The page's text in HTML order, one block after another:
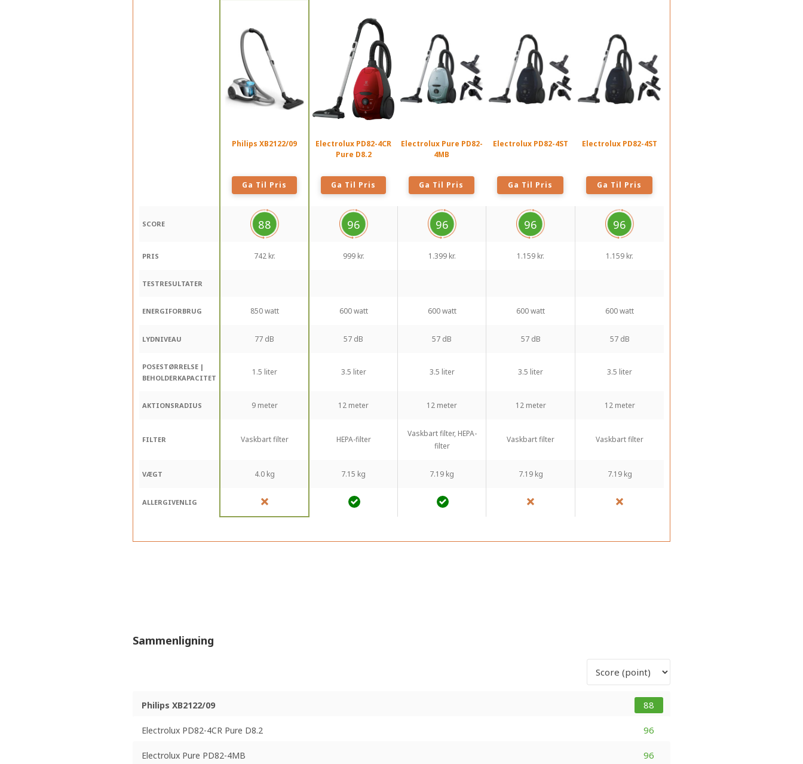
Philips XB2122/09
Ga Til Pris
Electrolux PD82-4CR
Pure D8.2
Ga Til Pris
Electrolux Pure PD82-
4MB
Ga Til Pris
Electrolux PD82-4ST
Ga Til Pris
Electrolux PD82-4ST
Ga Til Pris
SCORE 88 96 96 96 96
PRIS 742 kr. 999 kr. 1.399 kr. 1.159 kr. 1.159 kr.
TESTRESULTATER
ENERGIFORBRUG 850 watt 600 watt 600 watt 600 watt 600 watt
LYDNIVEAU 77 dB 57 dB 57 dB 57 dB 57 dB
POSESTØRRELSE |
BEHOLDERKAPACITET
1.5 liter 3.5 liter 3.5 liter 3.5 liter 3.5 liter
AKTIONSRADIUS 9 meter 12 meter 12 meter 12 meter 12 meter
FILTER Vaskbart filter HEPA-filter
Vaskbart filter, HEPA-
filter
Vaskbart filter Vaskbart filter
VÆGT 4.0 kg 7.15 kg 7.19 kg 7.19 kg 7.19 kg
ALLERGIVENLIG
Sammenligning
88
Philips XB2122/09
96
Electrolux PD82-4CR Pure D8.2
96
Electrolux Pure PD82-4MB